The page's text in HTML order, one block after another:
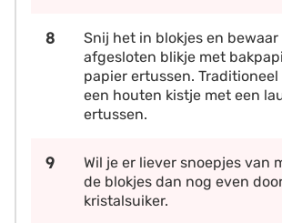
Snij het in blokjes en
afgesloten blikje met
papier ertussen.
een houten kistje met een
ertussen.
Wil je er liever snoepjes van
de blokjes dan nog even
kristalsuiker.